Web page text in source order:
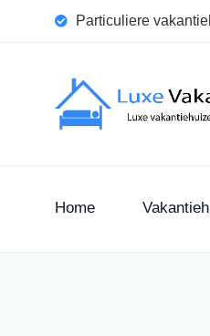
Particuliere
Home